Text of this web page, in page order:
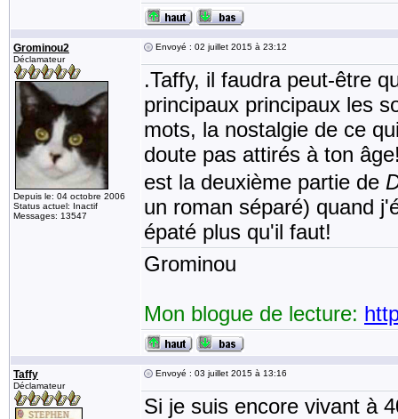
Grominou2
Déclamateur
Depuis le: 04 octobre 2006
Status actuel: Inactif
Messages: 13547
Envoyé : 02 juillet 2015 à 23:12
.Taffy, il faudra peut-être
principaux principaux les
mots, la nostalgie de ce
doute pas attirés à ton
est la deuxième partie de
un roman séparé) quand
épaté plus qu'il faut!
Grominou
Mon blogue de lecture:
Taffy
Déclamateur
Envoyé : 03 juillet 2015 à 13:16
Si je suis encore vivant à